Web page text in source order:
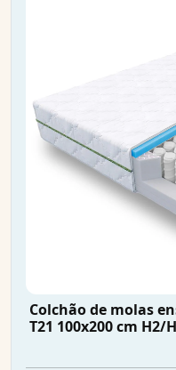
Colchão de molas
T21 100x200 cm H2/